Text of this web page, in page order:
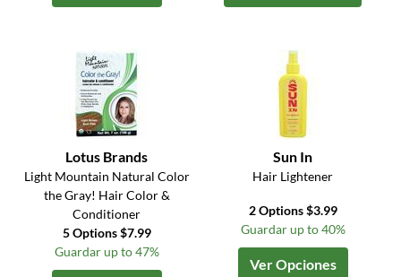
Lotus Brands
Light Mountain Natural Color
the Gray! Hair Color &
Conditioner
5 Options $7.99
Guardar up to 47%
Sun In
Hair Lightener
2 Options $3.99
Guardar up to 40%
Ver Opciones